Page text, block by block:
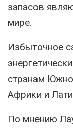
запасов
мире.
Избыточное
странам
Африки и
По мнению